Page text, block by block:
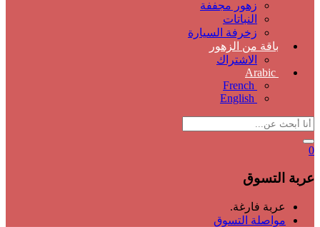
زهور مجففة
النباتات
زخرفة السيارة
باقة من الزهور
الاشتراك
Arabic
French
English
0
عربة التسوق
عربة فارغة.
مواصلة التسوق